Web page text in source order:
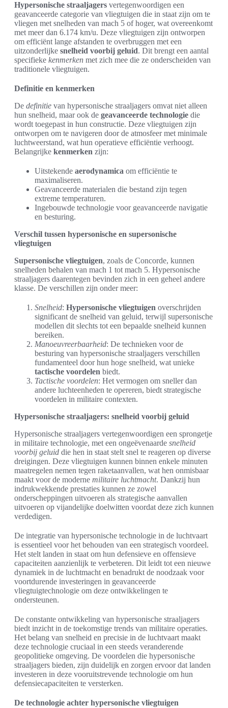
Hypersonische straaljagers vertegenwoordigen een
geavanceerde categorie van vliegtuigen die in staat zijn om te
vliegen met snelheden van mach 5 of hoger, wat overeenkomt
met meer dan 6.174 km/u. Deze vliegtuigen zijn ontworpen
om efficiënt lange afstanden te overbruggen met een
uitzonderlijke snelheid voorbij geluid. Dit brengt een aantal
specifieke kenmerken met zich mee die ze onderscheiden van
traditionele vliegtuigen.
Definitie en kenmerken
De definitie van hypersonische straaljagers omvat niet alleen
hun snelheid, maar ook de geavanceerde technologie die
wordt toegepast in hun constructie. Deze vliegtuigen zijn
ontworpen om te navigeren door de atmosfeer met minimale
luchtweerstand, wat hun operatieve efficiëntie verhoogt.
Belangrijke kenmerken zijn:
Uitstekende aerodynamica om efficiëntie te
maximaliseren.
Geavanceerde materialen die bestand zijn tegen
extreme temperaturen.
Ingebouwde technologie voor geavanceerde navigatie
en besturing.
Verschil tussen hypersonische en supersonische
vliegtuigen
Supersonische vliegtuigen, zoals de Concorde, kunnen
snelheden behalen van mach 1 tot mach 5. Hypersonische
straaljagers daarentegen bevinden zich in een geheel andere
klasse. De verschillen zijn onder meer:
Snelheid: Hypersonische vliegtuigen overschrijden
significant de snelheid van geluid, terwijl supersonische
modellen dit slechts tot een bepaalde snelheid kunnen
bereiken.
Manoeuvreerbaarheid: De technieken voor de
besturing van hypersonische straaljagers verschillen
fundamenteel door hun hoge snelheid, wat unieke
tactische voordelen biedt.
Tactische voordelen: Het vermogen om sneller dan
andere luchteenheden te opereren, biedt strategische
voordelen in militaire contexten.
Hypersonische straaljagers: snelheid voorbij geluid
Hypersonische straaljagers vertegenwoordigen een sprongetje
in militaire technologie, met een ongeëvenaarde snelheid
voorbij geluid die hen in staat stelt snel te reageren op diverse
dreigingen. Deze vliegtuigen kunnen binnen enkele minuten
maatregelen nemen tegen raketaanvallen, wat hen onmisbaar
maakt voor de moderne militaire luchtmacht. Dankzij hun
indrukwekkende prestaties kunnen ze zowel
onderscheppingen uitvoeren als strategische aanvallen
uitvoeren op vijandelijke doelwitten voordat deze zich kunnen
verdedigen.
De integratie van hypersonische technologie in de luchtvaart
is essentieel voor het behouden van een strategisch voordeel.
Het stelt landen in staat om hun defensieve en offensieve
capaciteiten aanzienlijk te verbeteren. Dit leidt tot een nieuwe
dynamiek in de luchtmacht en benadrukt de noodzaak voor
voortdurende investeringen in geavanceerde
vliegtuigtechnologie om deze ontwikkelingen te
ondersteunen.
De constante ontwikkeling van hypersonische straaljagers
biedt inzicht in de toekomstige trends van militaire operaties.
Het belang van snelheid en precisie in de luchtvaart maakt
deze technologie cruciaal in een steeds veranderende
geopolitieke omgeving. De voordelen die hypersonische
straaljagers bieden, zijn duidelijk en zorgen ervoor dat landen
investeren in deze vooruitstrevende technologie om hun
defensiecapaciteiten te versterken.
De technologie achter hypersonische vliegtuigen